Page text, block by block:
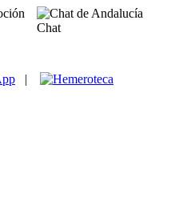
Chat
|